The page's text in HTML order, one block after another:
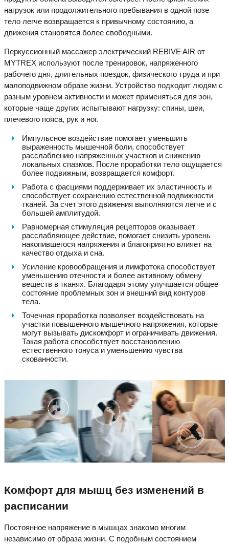
нагрузок или продолжительного пребывания в одной позе
тело легче возвращается к привычному состоянию, а
движения становятся более свободными.
Перкуссионный массажер электрический REBIVE AIR от
MYTREX используют после тренировок, напряженного
рабочего дня, длительных поездок, физического труда и при
малоподвижном образе жизни. Устройство подходит людям с
разным уровнем активности и может применяться для зон,
которые чаще других испытывают нагрузку: спины, шеи,
плечевого пояса, рук и ног.
Импульсное воздействие помогает уменьшить
выраженность мышечной боли, способствует
расслаблению напряженных участков и снижению
локальных спазмов. После проработки тело ощущается
более подвижным, возвращается комфорт.
Работа с фасциями поддерживает их эластичность и
способствует сохранению естественной подвижности
тканей. За счет этого движения выполняются легче и с
большей амплитудой.
Равномерная стимуляция рецепторов оказывает
расслабляющее действие, помогает снизить уровень
накопившегося напряжения и благоприятно влияет на
качество отдыха и сна.
Усиление кровообращения и лимфотока способствует
уменьшению отечности и более активному обмену
веществ в тканях. Благодаря этому улучшается общее
состояние проблемных зон и внешний вид контуров
тела.
Точечная проработка позволяет воздействовать на
участки повышенного мышечного напряжения, которые
могут вызывать дискомфорт и ограничивать движения.
Такая работа способствует восстановлению
естественного тонуса и уменьшению чувства
скованности.
Комфорт для мышц без изменений в
расписании
Постоянное напряжение в мышцах знакомо многим
независимо от образа жизни. С подобным состоянием